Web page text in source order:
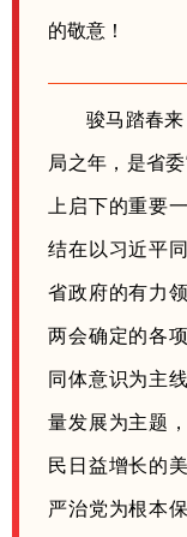
的敬意！
骏马踏春来
局之年，是省
上启下的重要
结在以习近平
省政府的有力
两会确定的各
同体意识为主
量发展为主题
民日益增长的
严治党为根本